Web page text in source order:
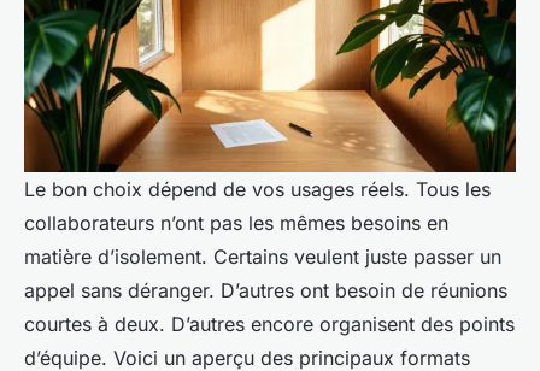
Le bon choix dépend de vos usages réels. Tous les
collaborateurs n’ont pas les mêmes besoins en
matière d’isolement. Certains veulent juste passer un
appel sans déranger. D’autres ont besoin de réunions
courtes à deux. D’autres encore organisent des points
d’équipe. Voici un aperçu des principaux formats